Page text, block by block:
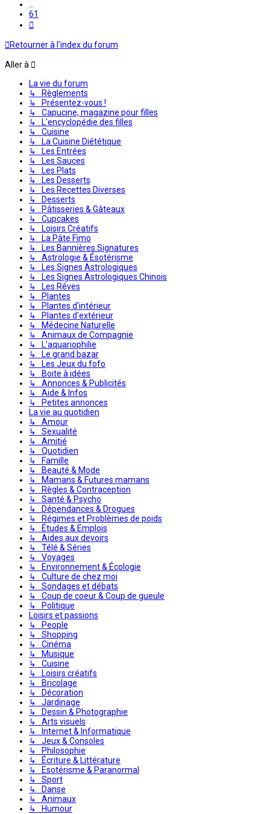
61
Retourner à l’index du forum
Aller à
La vie du forum
↳ Règlements
↳ Présentez-vous !
↳ Capucine, magazine pour filles
↳ L'encyclopédie des filles
↳ Cuisine
↳ La Cuisine Diététique
↳ Les Entrées
↳ Les Sauces
↳ Les Plats
↳ Les Desserts
↳ Les Recettes Diverses
↳ Desserts
↳ Pâtisseries & Gâteaux
↳ Cupcakes
↳ Loisirs Créatifs
↳ La Pâte Fimo
↳ Les Bannières Signatures
↳ Astrologie & Ésotérisme
↳ Les Signes Astrologiques
↳ Les Signes Astrologiques Chinois
↳ Les Rêves
↳ Plantes
↳ Plantes d'intérieur
↳ Plantes d'extérieur
↳ Médecine Naturelle
↳ Animaux de Compagnie
↳ L'aquariophilie
↳ Le grand bazar
↳ Les Jeux du fofo
↳ Boite à idées
↳ Annonces & Publicités
↳ Aide & Infos
↳ Petites annonces
La vie au quotidien
↳ Amour
↳ Sexualité
↳ Amitié
↳ Quotidien
↳ Famille
↳ Beauté & Mode
↳ Mamans & Futures mamans
↳ Règles & Contraception
↳ Santé & Psycho
↳ Dépendances & Drogues
↳ Régimes et Problèmes de poids
↳ Études & Emplois
↳ Aides aux devoirs
↳ Télé & Séries
↳ Voyages
↳ Environnement & Écologie
↳ Culture de chez moi
↳ Sondages et débats
↳ Coup de coeur & Coup de gueule
↳ Politique
Loisirs et passions
↳ People
↳ Shopping
↳ Cinéma
↳ Musique
↳ Cuisine
↳ Loisirs créatifs
↳ Bricolage
↳ Décoration
↳ Jardinage
↳ Dessin & Photographie
↳ Arts visuels
↳ Internet & Informatique
↳ Jeux & Consoles
↳ Philosophie
↳ Écriture & Littérature
↳ Esotérisme & Paranormal
↳ Sport
↳ Danse
↳ Animaux
↳ Humour